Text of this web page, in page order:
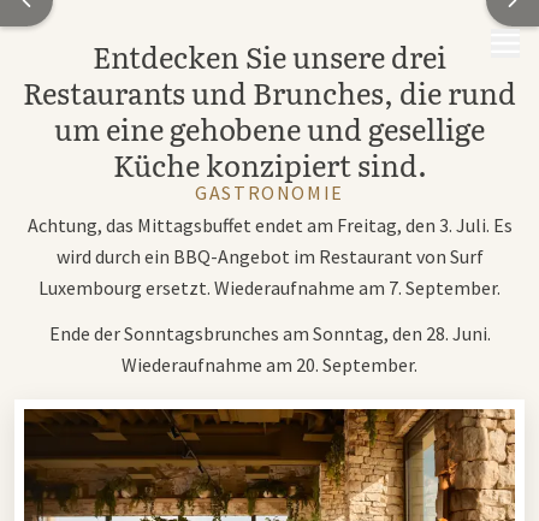
Entdecken Sie unsere drei
Restaurants und Brunches, die rund
um eine gehobene und gesellige
Küche konzipiert sind.
GASTRONOMIE
Achtung, das Mittagsbuffet endet am Freitag, den 3. Juli. Es
wird durch ein BBQ-Angebot im Restaurant von Surf
Luxembourg ersetzt. Wiederaufnahme am 7. September.
Ende der Sonntagsbrunches am Sonntag, den 28. Juni.
Wiederaufnahme am 20. September.